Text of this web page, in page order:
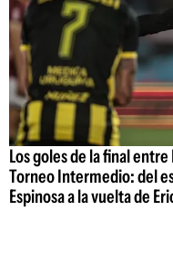
Los goles de la final
Torneo Intermedio: del
Espinosa a la vuelta de